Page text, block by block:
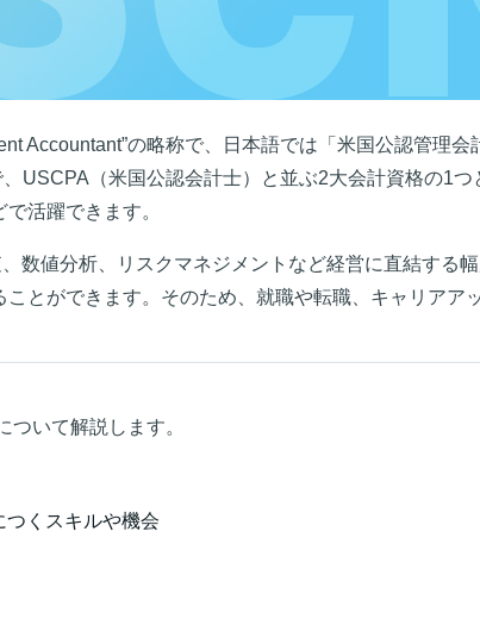
Accountant”の略称で、日本語では「米国公認管理
USCPA（米国公認会計士）と並ぶ2大会計資格の1
活躍できます。
数値分析、リスクマネジメントなど経営に直結する
とができます。そのため、就職や転職、キャリアア
いて解説します。
くスキルや機会